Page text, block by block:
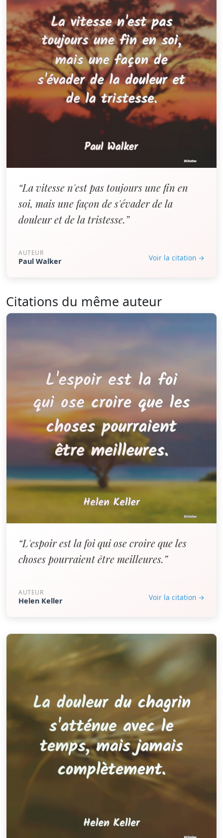
“La vitesse n'est pas toujours une fin en
soi, mais une façon de s'évader de la
douleur et de la tristesse.”
AUTEUR
Paul Walker Voir la citation →
Citations du même auteur
“L'espoir est la foi qui ose croire que les
choses pourraient être meilleures.”
AUTEUR
Helen Keller Voir la citation →